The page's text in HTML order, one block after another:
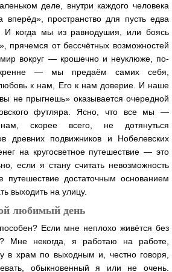
деле, внутри каждого человека
пространство для пусть едва
И когда мы из равнодушия, или боясь
прячемся от бессчётных возможностей
мир вокруг — крошечно и неуклюже, по-
— мы предаём самих себя,
к нам, Его к нам доверие. И наше
не прыгнешь» оказывается очередной
футляра. Ясно, что все мы —
скорее всего, не дотянуться
древних подвижников и Нобелевских
на кругосветное путешествие — это
если я стану считать невозможность
путешествие достаточным основанием
выходить на улицу.
любимый день
Если мне неплохо живётся без
Мне некогда, я работаю на работе,
в храм по выходным и, честно говоря,
обыкновенный я или не очень.